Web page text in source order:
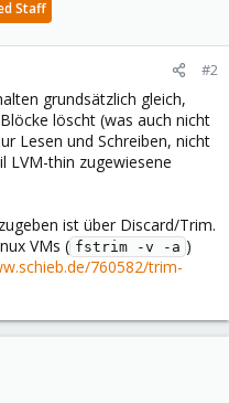
Staff
#2
grundsätzlich gleich,
löscht (was auch nicht
Lesen und Schreiben, nicht
LVM-thin zugewiesene
ist über Discard/Trim.
VMs ( fstrim -v -a )
760582/trim-